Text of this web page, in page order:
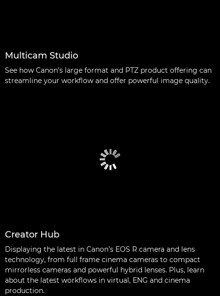
Multicam Studio
See how Canon’s large format and PTZ product offering can
streamline your workflow and offer powerful image quality.
Creator Hub
Displaying the latest in Canon’s EOS R camera and lens
technology, from full frame cinema cameras to compact
mirrorless cameras and powerful hybrid lenses. Plus, learn
about the latest workflows in virtual, ENG and cinema
production.